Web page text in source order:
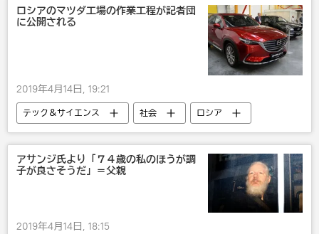
エリザベータ・トゥクタミシェワ
紀平梨花
フィギュアスケート
ロシアのマツダ工場の作業工程が記者団
に公開される
2019年4月14日, 19:21
テック＆サイエンス 社会
ロシア
国際
国内 車 露日関係
アサンジ氏より「７４歳の私のほうが調
子が良さそうだ」＝父親
2019年4月14日, 18:15